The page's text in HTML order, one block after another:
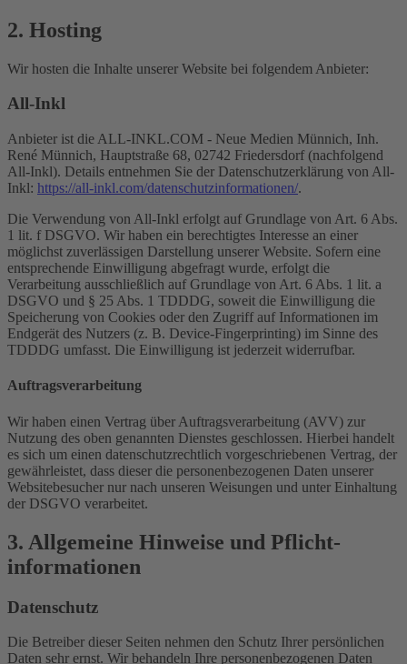
2. Hosting
Wir hosten die Inhalte unserer Website bei folgendem Anbieter:
All-Inkl
Anbieter ist die ALL-INKL.COM - Neue Medien Münnich, Inh.
René Münnich, Hauptstraße 68, 02742 Friedersdorf (nachfolgend
All-Inkl). Details entnehmen Sie der Datenschutzerklärung von All-
Inkl: https://all-inkl.com/datenschutzinformationen/.
Die Verwendung von All-Inkl erfolgt auf Grundlage von Art. 6 Abs.
1 lit. f DSGVO. Wir haben ein berechtigtes Interesse an einer
möglichst zuverlässigen Darstellung unserer Website. Sofern eine
entsprechende Einwilligung abgefragt wurde, erfolgt die
Verarbeitung ausschließlich auf Grundlage von Art. 6 Abs. 1 lit. a
DSGVO und § 25 Abs. 1 TDDDG, soweit die Einwilligung die
Speicherung von Cookies oder den Zugriff auf Informationen im
Endgerät des Nutzers (z. B. Device-Fingerprinting) im Sinne des
TDDDG umfasst. Die Einwilligung ist jederzeit widerrufbar.
Auftragsverarbeitung
Wir haben einen Vertrag über Auftragsverarbeitung (AVV) zur
Nutzung des oben genannten Dienstes geschlossen. Hierbei handelt
es sich um einen datenschutzrechtlich vorgeschriebenen Vertrag, der
gewährleistet, dass dieser die personenbezogenen Daten unserer
Websitebesucher nur nach unseren Weisungen und unter Einhaltung
der DSGVO verarbeitet.
3. Allgemeine Hinweise und Pflicht­
informationen
Datenschutz
Die Betreiber dieser Seiten nehmen den Schutz Ihrer persönlichen
Daten sehr ernst. Wir behandeln Ihre personenbezogenen Daten